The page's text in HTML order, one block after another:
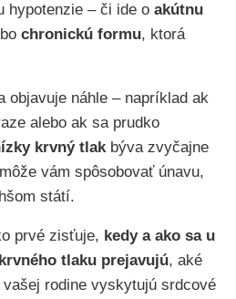
hypotenzie – či ide o akútnu
chronickú formu, ktorá
objavuje náhle – napríklad ak
alebo ak sa prudko
krvný tlakbýva zvyčajne
vám spôsobovať únavu,
státí.
prvé zisťuje, kedy a ako sa u
tlaku prejavujú, aké
rodine vyskytujú srdcové